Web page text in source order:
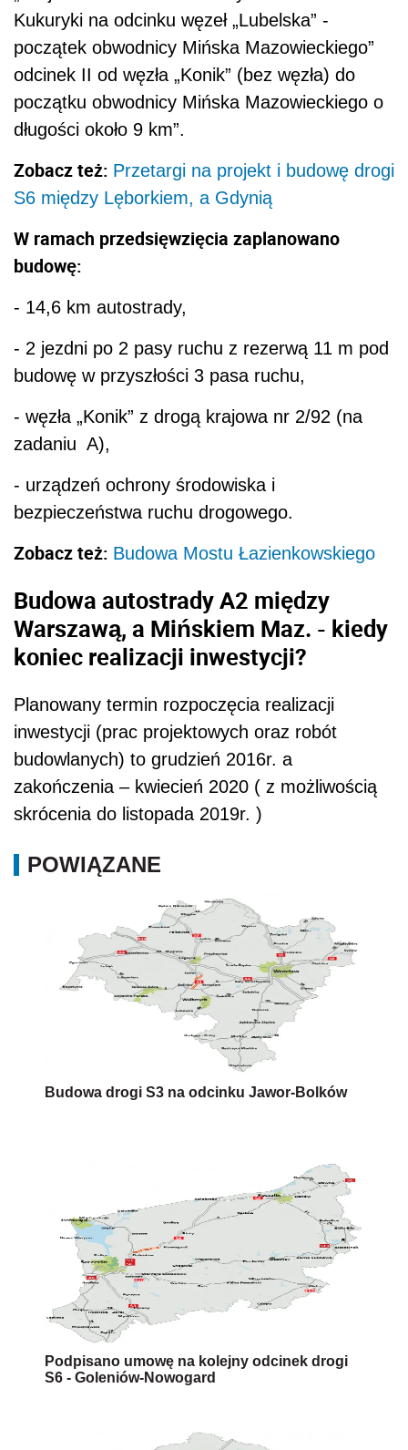
Kukuryki na odcinku węzeł „Lubelska” -
początek obwodnicy Mińska Mazowieckiego”
odcinek II od węzła „Konik” (bez węzła) do
początku obwodnicy Mińska Mazowieckiego o
długości około 9 km”.
Zobacz też: Przetargi na projekt i budowę drogi
S6 między Lęborkiem, a Gdynią
W ramach przedsięwzięcia zaplanowano
budowę:
- 14,6 km autostrady,
- 2 jezdni po 2 pasy ruchu z rezerwą 11 m pod
budowę w przyszłości 3 pasa ruchu,
- węzła „Konik” z drogą krajowa nr 2/92 (na
zadaniu A),
- urządzeń ochrony środowiska i
bezpieczeństwa ruchu drogowego.
Zobacz też: Budowa Mostu Łazienkowskiego
Budowa autostrady A2 między
Warszawą, a Mińskiem Maz. - kiedy
koniec realizacji inwestycji?
Planowany termin rozpoczęcia realizacji
inwestycji (prac projektowych oraz robót
budowlanych) to grudzień 2016r. a
zakończenia – kwiecień 2020 ( z możliwością
skrócenia do listopada 2019r. )​
POWIĄZANE
Budowa drogi S3 na odcinku Jawor-Bolków
Podpisano umowę na kolejny odcinek drogi
S6 - Goleniów-Nowogard